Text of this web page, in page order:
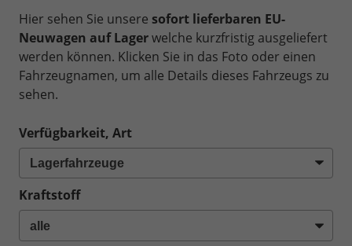
Hier sehen Sie unsere sofort lieferbaren EU-
Neuwagen auf Lagerwelche kurzfristig ausgeliefert
werden können. Klicken Sie in das Foto oder einen
Fahrzeugnamen, um alle Details dieses Fahrzeugs zu
sehen.
Verfügbarkeit, Art
Kraftstoff